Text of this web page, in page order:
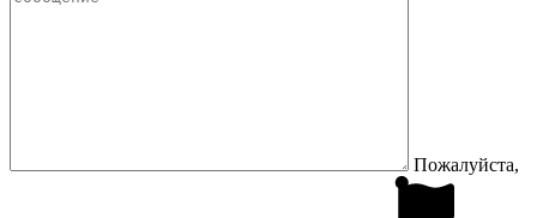
Пожалуйста,